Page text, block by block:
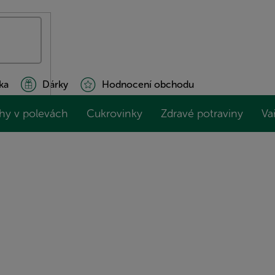
Dárky Hodnocení obchodu
v polevách Cukrovinky Zdravé potraviny